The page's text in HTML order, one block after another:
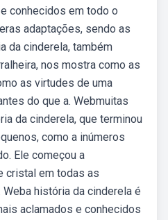
conhecidos em todo o
adaptações, sendo as
da cinderela, também
nos mostra como as
as virtudes de uma
do que a. Webmuitas
da cinderela, que terminou
como a inúmeros
Ele começou a
cristal em todas as
história da cinderela é
aclamados e conhecidos